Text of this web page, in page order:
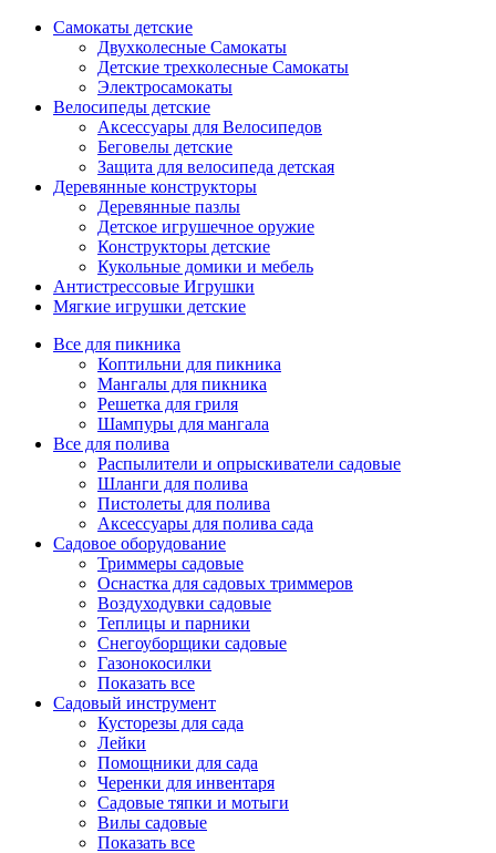
Самокаты детские
Двухколесные Cамокаты
Детские трехколесные Самокаты
Электросамокаты
Велосипеды детские
Аксессуары для Велосипедов
Беговелы детские
Защита для велосипеда детская
Деревянные конструкторы
Деревянные пазлы
Детское игрушечное оружие
Конструкторы детские
Кукольные домики и мебель
Антистрессовые Игрушки
Мягкие игрушки детские
Все для пикника
Коптильни для пикника
Мангалы для пикника
Решетка для гриля
Шампуры для мангала
Все для полива
Распылители и опрыскиватели садовые
Шланги для полива
Пистолеты для полива
Аксессуары для полива сада
Садовое оборудование
Триммеры садовые
Оснастка для садовых триммеров
Воздуходувки садовые
Теплицы и парники
Снегоуборщики садовые
Газонокосилки
Показать все
Садовый инструмент
Кусторезы для сада
Лейки
Помощники для сада
Черенки для инвентаря
Садовые тяпки и мотыги
Вилы садовые
Показать все